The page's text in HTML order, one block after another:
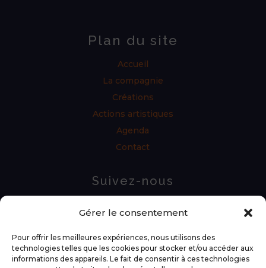
Gérer le consentement
Pour offrir les meilleures expériences, nous utilisons des
technologies telles que les cookies pour stocker et/ou accéder aux
informations des appareils. Le fait de consentir à ces technologies
Plan du site
Accueil
La compagnie
Créations
Actions artistiques
Agenda
Contact
Suivez-nous